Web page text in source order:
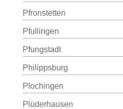
Pfronstetten
Pfullingen
Pfungstadt
Philippsburg
Plochingen
Plüderhausen